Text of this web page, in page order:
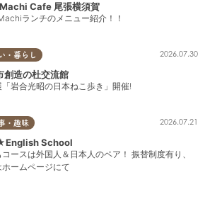
Cafe 尾張横須賀
ランチのメニュー紹介！！
・暮らし 2026.07.30
創造の杜交流館
岩合光昭の日本ねこ歩き」開催!
・趣味 2026.07.21
School
ースは外国人＆日本人のペア！ 振替制度有り、
ームページにて